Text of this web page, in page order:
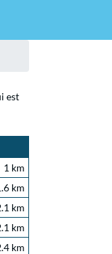
est
1 km
km
km
km
km